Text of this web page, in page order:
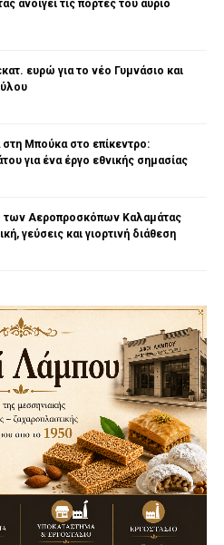
ανοίγει τις πόρτες του αύριο
ευρώ για το νέο Γυμνάσιο και
Μπούκα στο επίκεντρο:
για ένα έργο εθνικής σημασίας
των Αεροπροσκόπων Καλαμάτας
γεύσεις και γιορτινή διάθεση